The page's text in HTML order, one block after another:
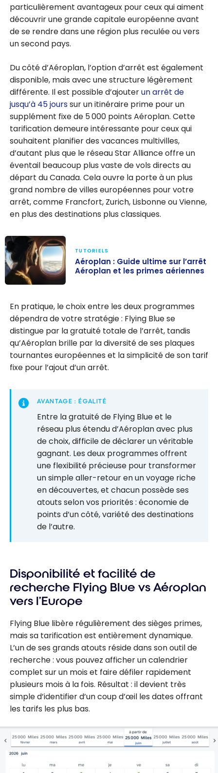
aériennes!
particulièrement avantageux pour ceux qui aiment
découvrir une grande capitale européenne avant
de se rendre dans une région plus reculée ou vers
un second pays.
Du côté d’Aéroplan, l’option d’arrêt est également
disponible, mais avec une structure légèrement
différente. Il est possible d’ajouterun arrêt de
jusqu’à 45 jourssur un itinéraire prime pour un
supplément fixe de 5 000 points Aéroplan. Cette
tarification demeure intéressante pour ceux qui
souhaitent planifier des vacances multivilles,
d’autant plus que le réseau Star Alliance offre un
éventail beaucoup plus vaste de vols directs au
départ du Canada. Cela ouvre la porte à un plus
grand nombre de villes européennes pour votre
arrêt, comme Francfort, Zurich, Lisbonne ou Vienne,
en plus des destinations plus classiques.
Guide ultime
sur l’arrêt
Aéroplan et les
primes
aériennes
TUTORIELS
Aéroplan : Guide ultime sur l’arrêt
Aéroplan et les primes aériennes
En pratique, le choix entre les deux programmes
dépendra de votre stratégie : Flying Blue se
distingue par la gratuité totale de l’arrêt, tandis
qu’Aéroplan brille par la diversité de ses plaques
tournantes européennes et la simplicité de son tarif
fixe pour l’ajout d’un arrêt.
AVANTAGE : ÉGALITÉ
Entre la gratuité de Flying Blue et le
réseau plus étendu d’Aéroplan avec plus
de choix, difficile de déclarer un véritable
gagnant. Les deux programmes offrent
une flexibilité précieuse pour transformer
un simple aller-retour en un voyage riche
en découvertes, et chacun possède ses
atouts selon vos priorités : économie de
points d’un côté, variété des destinations
de l’autre.
Disponibilité et facilité de
recherche Flying Blue vs Aéroplan
vers l’Europe
Flying Blue libère régulièrement des sièges primes,
mais sa tarification est entièrement dynamique.
L’un de ses grands atouts réside dans son outil de
recherche : vous pouvez afficher un calendrier
complet sur un mois et faire défiler rapidement
plusieurs mois à la fois. Résultat : il devient très
simple d’identifier d’un coup d’œil les dates offrant
les tarifs les plus bas.